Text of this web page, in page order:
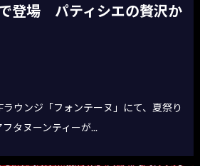
登場 パティシエの贅沢か
ウンジ「フォンテーヌ」にて、夏祭り
タヌーンティーが...